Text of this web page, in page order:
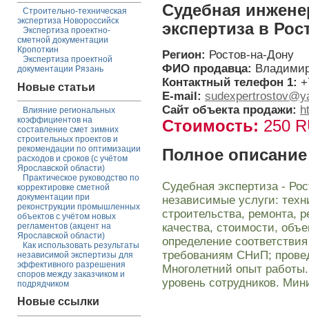
Строительно-техническая
экспертиза Новороссийск
Экспертиза проектно-
сметной документации
Кропоткин
Экспертиза проектной
документации Рязань
Новые статьи
Влияние региональных
коэффициентов на
составление смет зимних
строительных проектов и
рекомендации по оптимизации
расходов и сроков (с учётом
Ярославской области)
Практическое руководство по
корректировке сметной
документации при
реконструкции промышленных
объектов с учётом новых
регламентов (акцент на
Ярославской области)
Как использовать результаты
независимой экспертизы для
эффективного разрешения
споров между заказчиком и
подрядчиком
Новые ссылки
Судебная
экспертиза в
Регион: Ростов-на-Дону
ФИО продавца:
Контактный телефон 1:
E-mail:
Сайт объекта продажи:
Стоимость: 250
Полное
Судебная экспертиза -
независимые услуги:
строительства, ремонта,
качества, стоимости,
определение
требованиям СНиП;
Многолетний опыт
уровень сотрудников.